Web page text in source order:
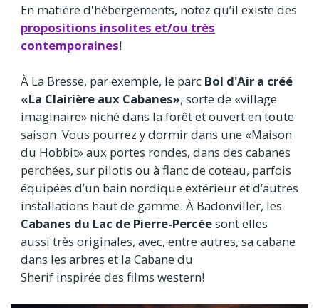
En matière d'hébergements, notez qu’il existe des
propositions insolites et/ou très
contemporaines!
À La Bresse, par exemple, le parc Bol d'Air a créé
«La Clairière aux Cabanes», sorte de «village
imaginaire» niché dans la forêt et ouvert en toute
saison. Vous pourrez y dormir dans une «Maison
du Hobbit» aux portes rondes, dans des cabanes
perchées, sur pilotis ou à flanc de coteau, parfois
équipées d’un bain nordique extérieur et d’autres
installations haut de gamme. À Badonviller, les
Cabanes du Lac de Pierre-Percéesont elles
aussi très originales, avec, entre autres, sa cabane
dans les arbres et la Cabane du
Sherif inspirée des films western!